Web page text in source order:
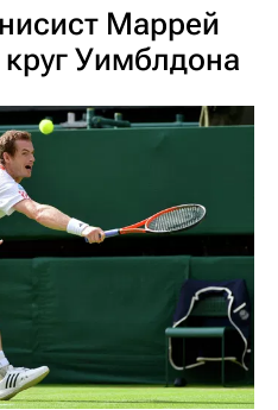
Маррей
Уимблдона